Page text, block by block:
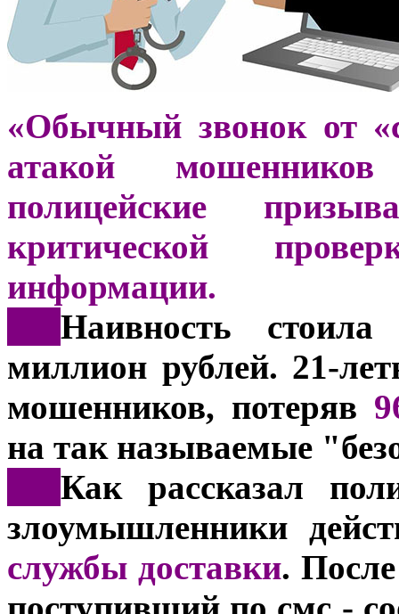
«Обычный звонок от
атакой
полицейские
критической
информации.
Наивность
миллион рублей. 21-
мошенников, потеряв
на так называемые
Как рассказал
злоумышленники
службы доставки.